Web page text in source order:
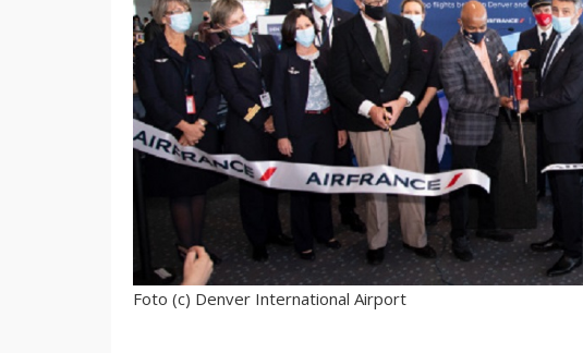
Foto (c) Denver International Airport